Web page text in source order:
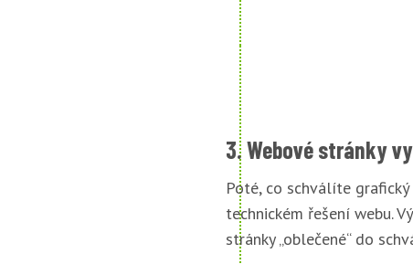
3. Webové stránky
Poté, co schválíte
technickém řešení webu.
stránky „oblečené“ do